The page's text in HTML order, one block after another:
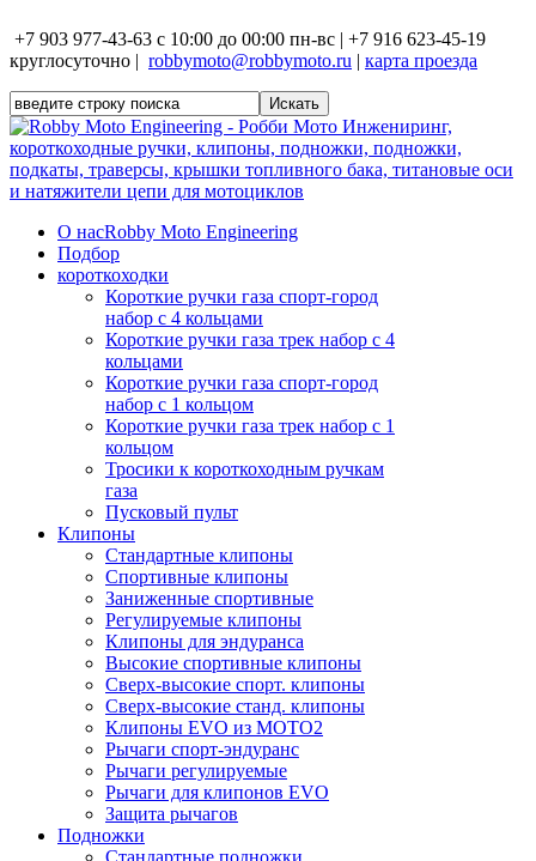
+7 903 977-43-63 с 10:00 до 00:00 пн-вс | +7 916 623-45-19
круглосуточно | robbymoto@robbymoto.ru | карта проезда
О насRobby Moto Engineering
Подбор
короткоходки
Короткие ручки газа спорт-город
набор с 4 кольцами
Короткие ручки газа трек набор с 4
кольцами
Короткие ручки газа спорт-город
набор с 1 кольцом
Короткие ручки газа трек набор с 1
кольцом
Тросики к короткоходным ручкам
газа
Пусковый пульт
Клипоны
Стандартные клипоны
Спортивные клипоны
Заниженные спортивные
Регулируемые клипоны
Клипоны для эндуранса
Высокие спортивные клипоны
Сверх-высокие спорт. клипоны
Сверх-высокие станд. клипоны
Клипоны EVO из MOTO2
Рычаги спорт-эндуранс
Рычаги регулируемые
Рычаги для клипонов EVO
Защита рычагов
Подножки
Стандартные подножки